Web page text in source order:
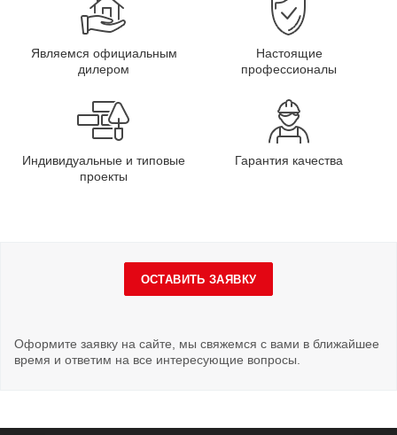
Являемся официальным
дилером
Настоящие
профессионалы
Индивидуальные и типовые
проекты
Гарантия качества
ОСТАВИТЬ ЗАЯВКУ
Оформите заявку на сайте, мы свяжемся с вами в ближайшее
время и ответим на все интересующие вопросы.